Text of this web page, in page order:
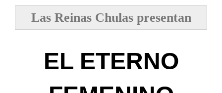
Las Reinas Chulas presentan
EL ETERNO